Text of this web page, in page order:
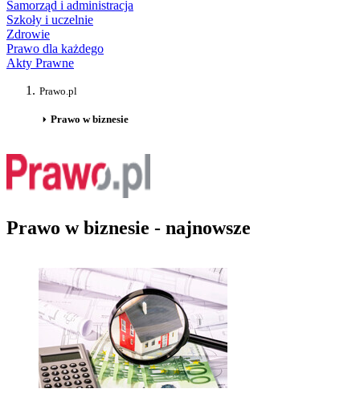
Samorząd i administracja
Szkoły i uczelnie
Zdrowie
Prawo dla każdego
Akty Prawne
Prawo.pl
Prawo w biznesie
Prawo w biznesie - najnowsze